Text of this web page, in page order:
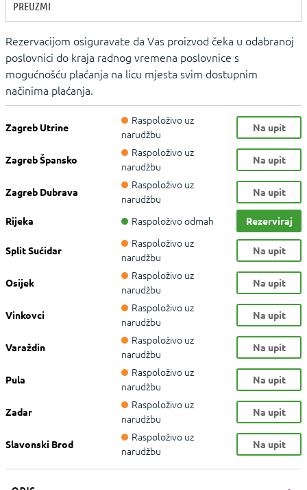
PREUZMI
Rezervacijom osiguravate da Vas proizvod čeka u odabranoj
poslovnici do kraja radnog vremena poslovnice s
mogućnošću plaćanja na licu mjesta svim dostupnim
načinima plaćanja.
Zagreb Utrine
Raspoloživo uz
narudžbu
Na upit
Zagreb Špansko
Raspoloživo uz
narudžbu
Na upit
Zagreb Dubrava
Raspoloživo uz
narudžbu
Na upit
Rijeka Raspoloživo odmah Rezerviraj
Split Sućidar
Raspoloživo uz
narudžbu
Na upit
Osijek
Raspoloživo uz
narudžbu
Na upit
Vinkovci
Raspoloživo uz
narudžbu
Na upit
Varaždin
Raspoloživo uz
narudžbu
Na upit
Pula
Raspoloživo uz
narudžbu
Na upit
Zadar
Raspoloživo uz
narudžbu
Na upit
Slavonski Brod
Raspoloživo uz
narudžbu
Na upit